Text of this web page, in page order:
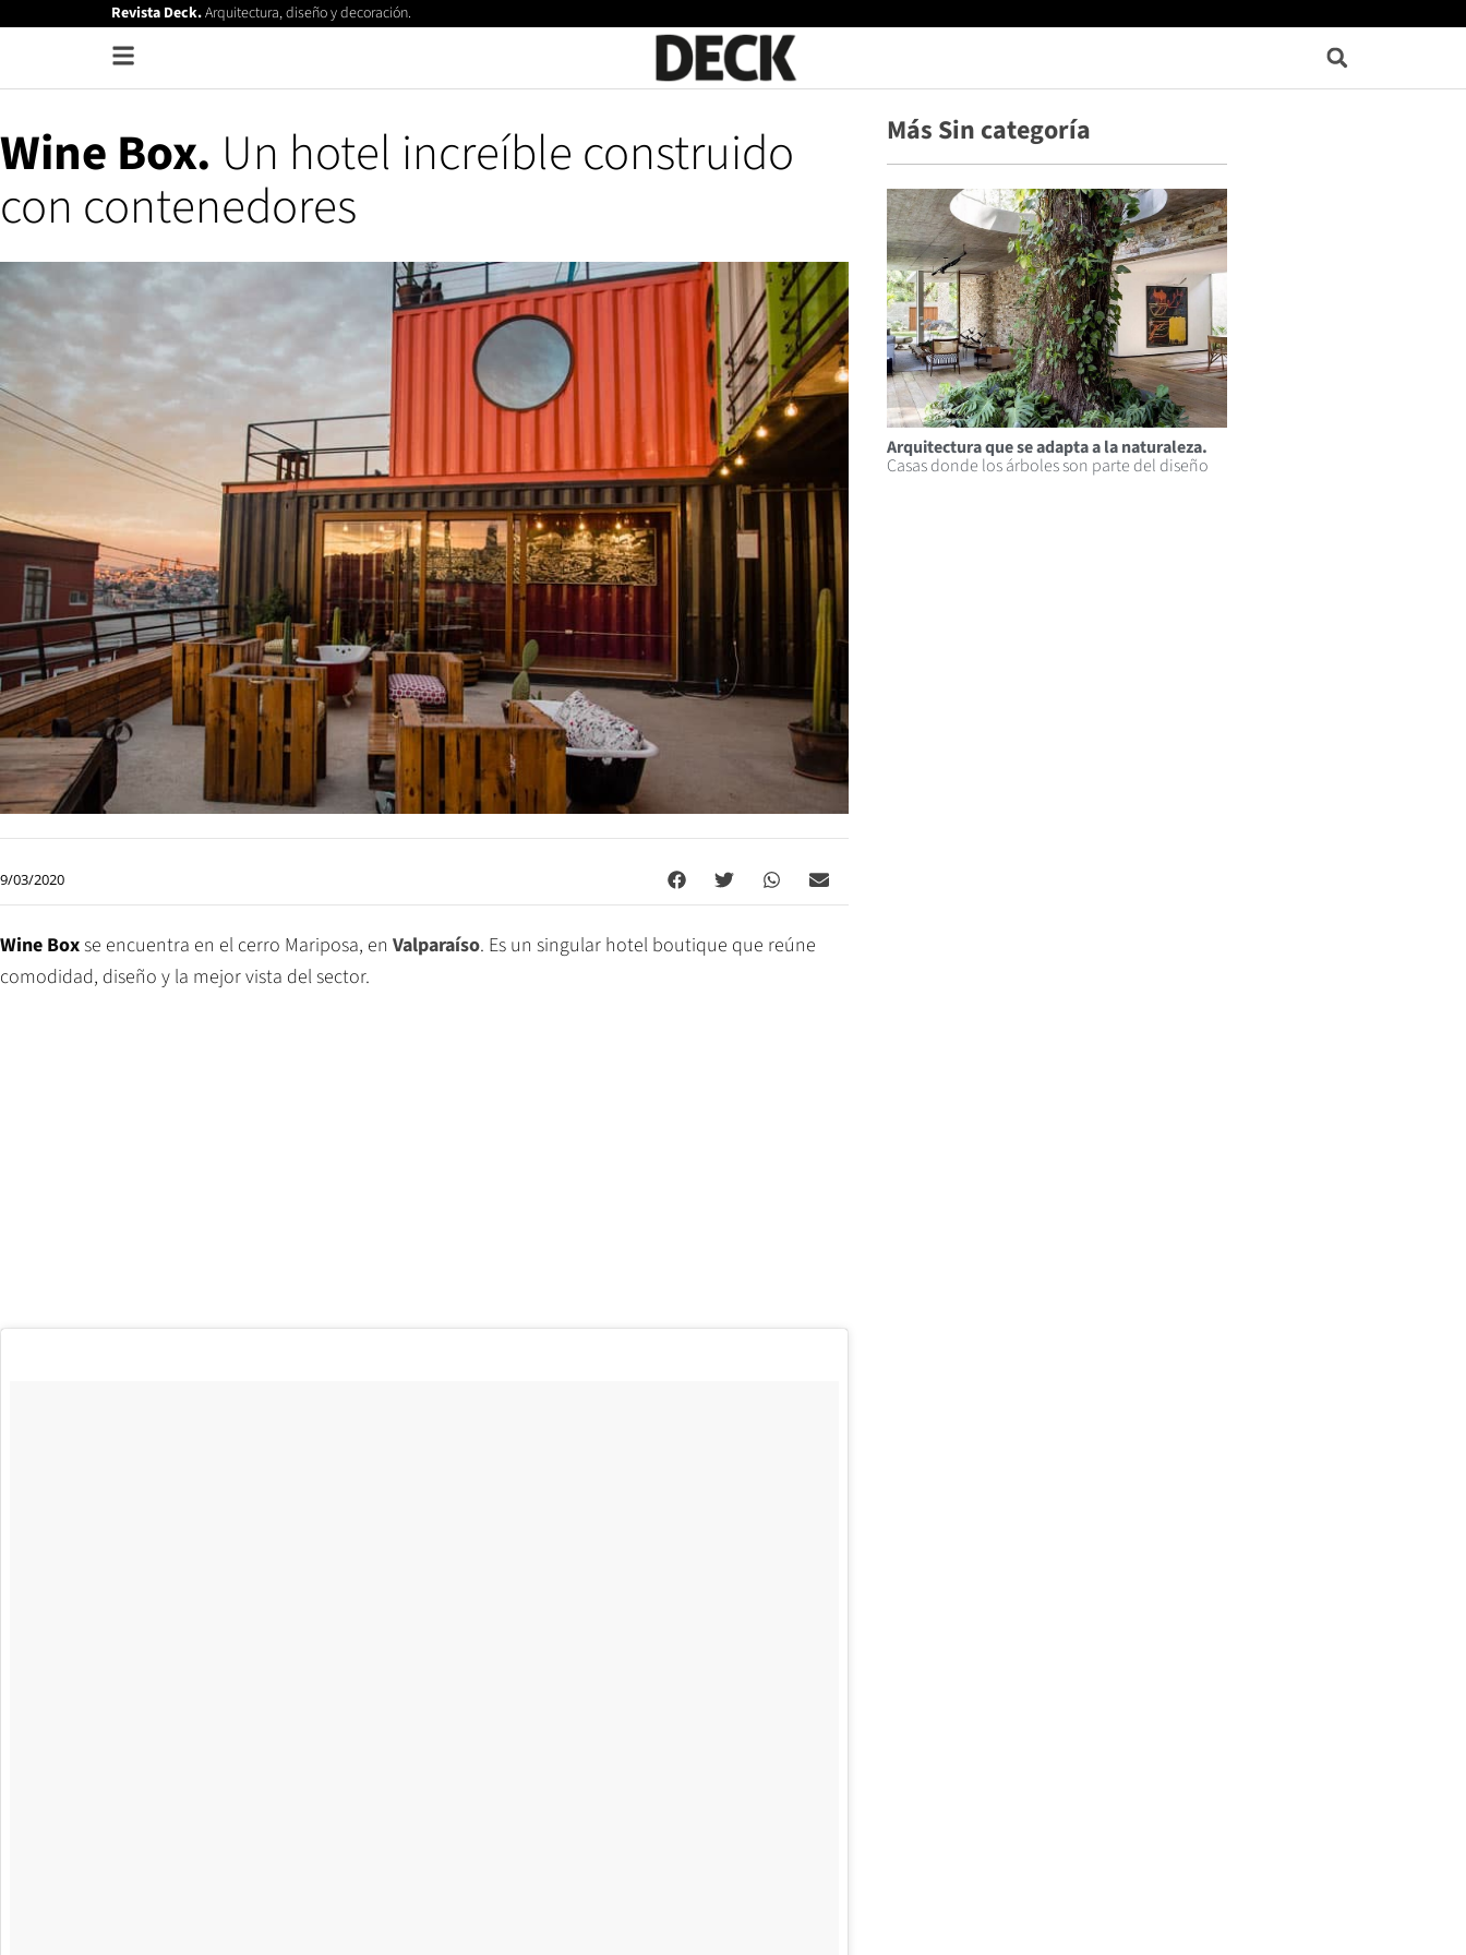
Revista Deck.Arquitectura, diseño y decoración.
Wine Box. Un hotel increíble construido
con contenedores
9/03/2020
Wine Boxse encuentra en el cerro Mariposa, en Valparaíso. Es un singular hotel boutique que reúne
comodidad, diseño y la mejor vista del sector.
Más Sin categoría
Arquitectura que se adapta a la naturaleza.
Casas donde los árboles son parte del diseño